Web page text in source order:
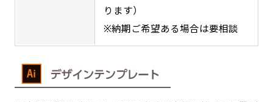
ります）
※納期ご希望ある場合は要相談
4mまたは5mのポールが必要です。
4mまたは5mのポールが必要です。